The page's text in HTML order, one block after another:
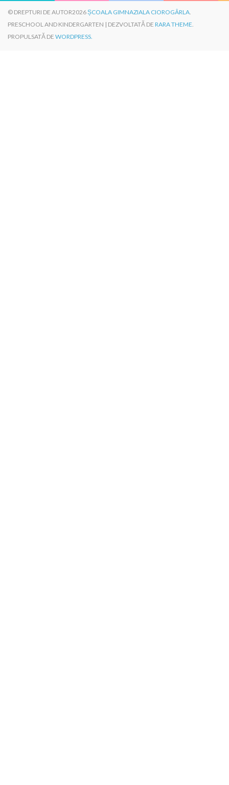
© DREPTURI DE AUTOR2026ȘCOALA GIMNAZIALA CIOROGÂRLA.
PRESCHOOL AND KINDERGARTEN | DEZVOLTATĂ DE RARA THEME.
PROPULSATĂ DE WORDPRESS.